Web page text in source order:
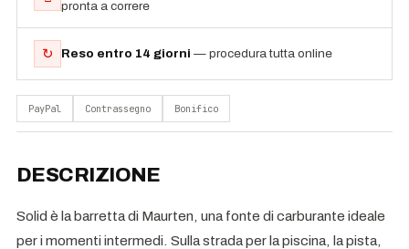
pronta a correre
↻ Reso entro 14 giorni — procedura tutta online
PayPal Contrassegno Bonifico
DESCRIZIONE
Solid è la barretta di Maurten, una fonte di carburante ideale
per i momenti intermedi. Sulla strada per la piscina, la pista,